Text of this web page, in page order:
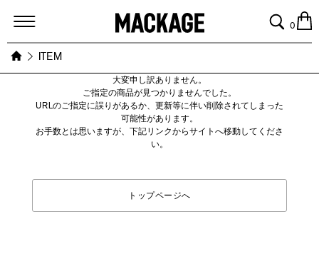
MACKAGE
0
ITEM
大変申し訳ありません。
ご指定の商品が見つかりませんでした。
URLのご指定に誤りがあるか、更新等に伴い削除されてしまった
可能性があります。
お手数とは思いますが、下記リンクからサイトへ移動してくださ
い。
トップページへ